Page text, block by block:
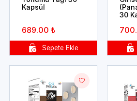
Kapsül
689.00 ₺
30